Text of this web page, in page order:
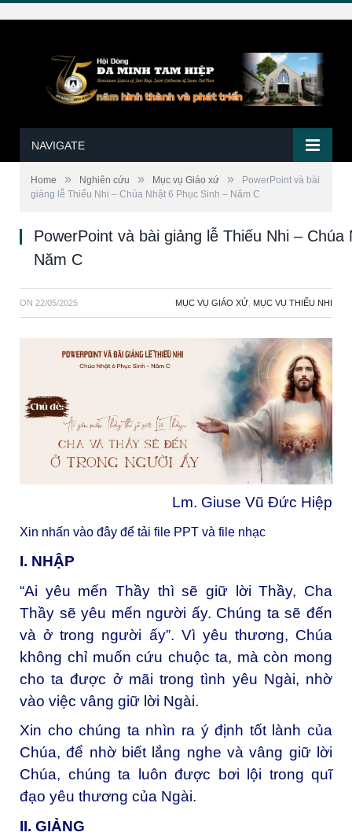
NAVIGATE
Home » Nghiên cứu » Mục vụ Giáo xứ »
PowerPoint và bài
giảng lễ Thiếu Nhi – Chúa Nhật 6 Phục Sinh – Năm C
PowerPoint và bài giảng lễ Thiếu Nhi – Chúa
Năm C
ON 22/05/2025 MỤC VỤ GIÁO XỨ MỤC VỤ THIẾU NHI
Lm. Giuse Vũ Đức Hiệp
Xin nhấn vào đây để tải file PPT và file nhạc
I. NHẬP
“Ai yêu mến Thầy thì sẽ giữ lời Thầy, Cha
Thầy sẽ yêu mến người ấy. Chúng ta sẽ đến
và ở trong người ấy”. Vì yêu thương, Chúa
không chỉ muốn cứu chuộc ta, mà còn mong
cho ta được ở mãi trong tình yêu Ngài, nhờ
vào việc vâng giữ lời Ngài.
Xin cho chúng ta nhìn ra ý định tốt lành của
Chúa, để nhờ biết lắng nghe và vâng giữ lời
Chúa, chúng ta luôn được bơi lội trong quĩ
đạo yêu thương của Ngài.
II. GIẢNG